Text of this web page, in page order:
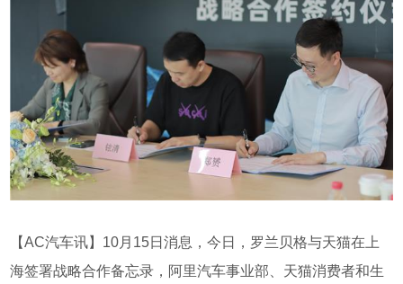
【AC汽车讯】 10月 15日消息，今日，罗兰贝格与天猫在上
海签署战略合作备忘录，阿里汽车事业部、天猫消费者和生